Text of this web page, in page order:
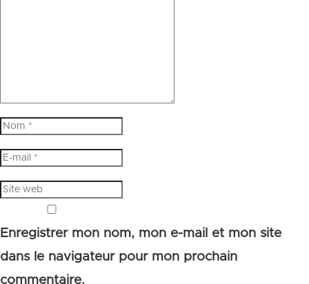
Enregistrer mon nom, mon e-mail et mon site
dans le navigateur pour mon prochain
commentaire.